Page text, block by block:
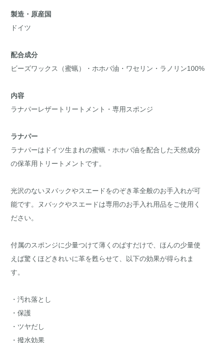
製造・原産国
ドイツ
配合成分
ビーズワックス（蜜蝋）・ホホバ油・ワセリン・ラノリン100%
内容
ラナパーレザートリートメント・専用スポンジ
ラナパー
ラナパーはドイツ生まれの蜜蝋・ホホバ油を配合した天然成分
の保革用トリートメントです。
光沢のないヌバックやスエードをのぞき革全般のお手入れが可
能です。ヌバックやスエードは専用のお手入れ用品をご使用く
ださい。
付属のスポンジに少量つけて薄くのばすだけで、ほんの少量使
えば驚くほどきれいに革を甦らせて、以下の効果が得られま
す。
・汚れ落とし
・保護
・ツヤだし
・撥水効果